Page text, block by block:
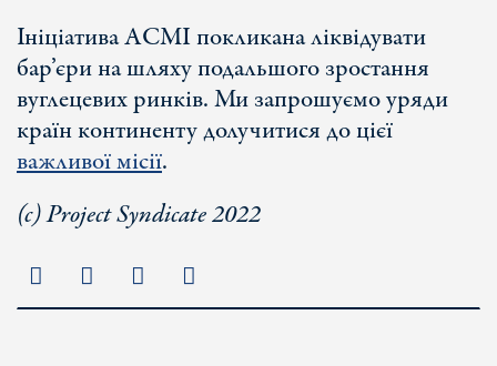
Ініціатива АСМІ покликана ліквідувати
бар’єри на шляху подальшого зростання
вуглецевих ринків. Ми запрошуємо уряди
країн континенту долучитися до цієї
важливої місії.
(с) Project Syndicate 2022